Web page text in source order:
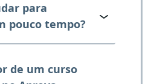
para
pouco tempo?
de um curso